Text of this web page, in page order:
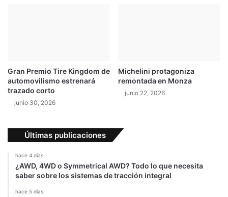
Gran Premio Tire Kingdom de
automovilismo estrenará
trazado corto
junio 30, 2026
Michelini protagoniza
remontada en Monza
junio 22, 2026
Últimas publicaciones
hace 4 días
¿AWD, 4WD o Symmetrical AWD? Todo lo que necesita
saber sobre los sistemas de tracción integral
hace 5 días